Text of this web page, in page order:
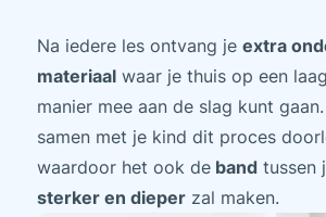
Na iedere les ontvang je extra
materiaalwaar je thuis op een
manier mee aan de slag kunt
samen met je kind dit proces
waardoor het ook debandtussen
sterker en dieperzal maken.